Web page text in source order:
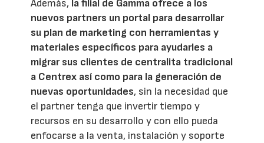
Además, la filial de Gamma ofrece a los
nuevos partners un portal para desarrollar
su plan de marketing con herramientas y
materiales específicos para ayudarles a
migrar sus clientes de centralita tradicional
a Centrex así como para la generación de
nuevas oportunidades, sin la necesidad que
el partner tenga que invertir tiempo y
recursos en su desarrollo y con ello pueda
enfocarse a la venta, instalación y soporte